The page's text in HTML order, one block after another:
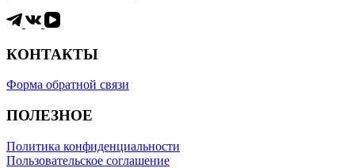
КОНТАКТЫ
Форма обратной связи
ПОЛЕЗНОЕ
Политика конфиденциальности
Пользовательское соглашение